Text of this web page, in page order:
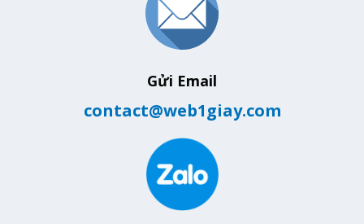
Gửi Email
contact@web1giay.com